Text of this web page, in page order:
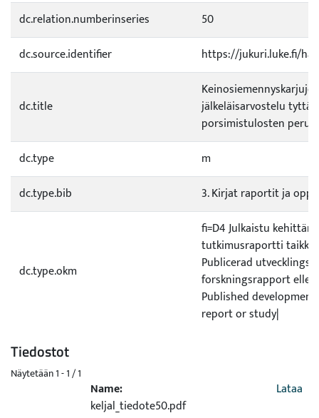
dc.relation.numberinseries
50
dc.source.identifier
https://jukuri.luke.fi/
dc.title
Keinosiemennyskarjujen
jälkeläisarvostelu
porsimistulosten
dc.type
m
dc.type.bib
3. Kirjat raportit ja
dc.type.okm
fi=D4 Julkaistu
tutkimusraportti taikka
Publicerad utvecklings-
forskningsrapport eller
Published
report or study|
Tiedostot
Näytetään1 - 1 / 1
Name:
keljal_tiedote50.pdf
Lataa